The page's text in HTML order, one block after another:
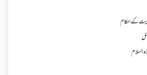
کے احکام
والسلام